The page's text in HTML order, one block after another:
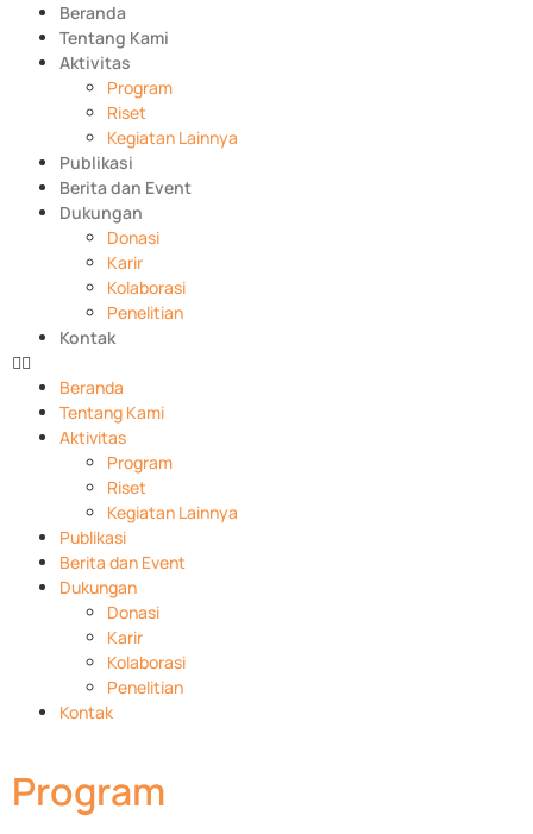
Beranda
Tentang Kami
Aktivitas
Program
Riset
Kegiatan Lainnya
Publikasi
Berita dan Event
Dukungan
Donasi
Karir
Kolaborasi
Penelitian
Kontak
Beranda
Tentang Kami
Aktivitas
Program
Riset
Kegiatan Lainnya
Publikasi
Berita dan Event
Dukungan
Donasi
Karir
Kolaborasi
Penelitian
Kontak
Program